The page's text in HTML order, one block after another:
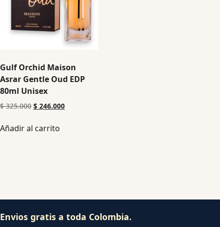
Gulf Orchid Maison
Asrar Gentle Oud EDP
80ml Unisex
$325.000 $ 246.000
Añadir al carrito
Envios gratis a toda Colombia.